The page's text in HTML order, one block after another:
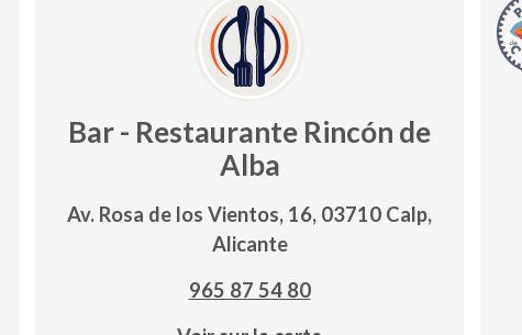
Bar - Restaurante Rincón de
Alba
Av. Rosa de los Vientos, 16, 03710 Calp,
Alicante
965 87 54 80